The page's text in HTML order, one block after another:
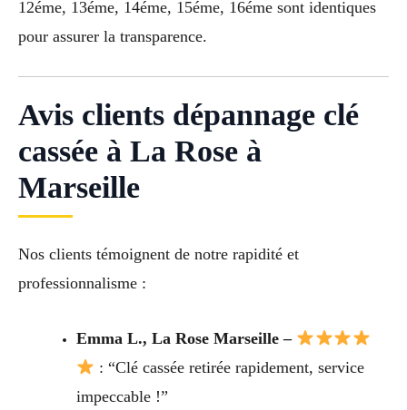
12éme, 13éme, 14éme, 15éme, 16éme sont identiques
pour assurer la transparence.
Avis clients dépannage clé
cassée à La Rose à
Marseille
Nos clients témoignent de notre rapidité et
professionnalisme :
Emma L., La Rose Marseille –
: “Clé cassée retirée rapidement, service
impeccable !”